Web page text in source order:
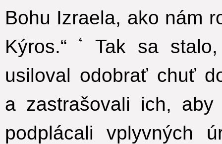
Bohu Izraela, ako nám
Kýros.“
4
Tak sa
usiloval odobrať chuť
a zastrašovali ich, aby
podplácali vplyvných